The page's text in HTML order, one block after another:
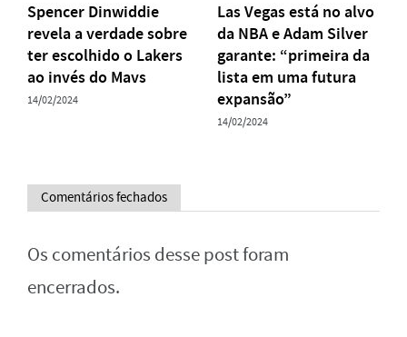
Spencer Dinwiddie
revela a verdade sobre
ter escolhido o Lakers
ao invés do Mavs
14/02/2024
Las Vegas está no alvo
da NBA e Adam Silver
garante: “primeira da
lista em uma futura
expansão”
14/02/2024
Comentários fechados
Os comentários desse post foram
encerrados.